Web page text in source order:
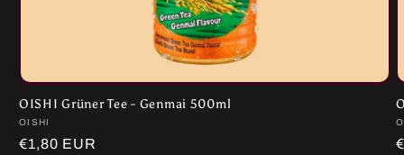
OISHI Grüner Tee - Genmai 500ml
Anbieter:
OISHI
Normaler
€1,80 EUR